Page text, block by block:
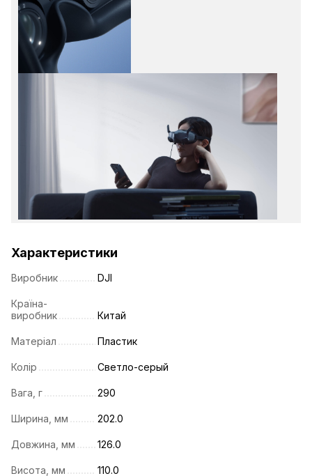
Характеристики
Виробник DJI
Країна-
виробник
Китай
Матеріал Пластик
Колір Светло-серый
Вага, г 290
Ширина, мм 202.0
Довжина, мм 126.0
Висота, мм 110.0